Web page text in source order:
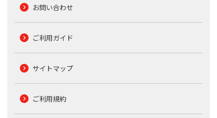
お問い合わせ
ご利用ガイド
サイトマップ
ご利用規約